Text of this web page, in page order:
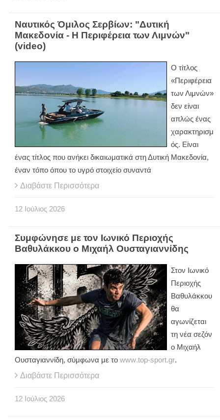
Ναυτικός Όμιλος Σερβίων: "Δυτική
Μακεδονία - Η Περιφέρεια των Λιμνών"
(video)
Ο τίτλος
«Περιφέρεια
των Λιμνών»
δεν είναι
απλώς ένας
χαρακτηρισμ
ός. Είναι
ένας τίτλος που ανήκει δικαιωματικά στη Δυτική Μακεδονία,
έναν τόπο όπου το υγρό στοιχείο συναντά
Διαβάστε Περισσότερα
12 Ιούλιος 2026
Συμφώνησε με τον Ιωνικό Περιοχής
Βαθυλάκκου ο Μιχαήλ Ουσταγιαννίδης
Στον Ιωνικό
Περιοχής
Βαθυλάκκου
θα
αγωνίζεται
τη νέα σεζόν
ο Μιχαήλ
Ουσταγιαννίδη, σύμφωνα με το www.top-sport.gr.
Διαβάστε Περισσότερα
12 Ιούλιος 2026